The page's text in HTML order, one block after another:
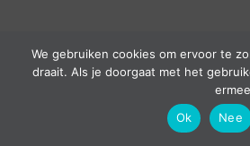
We gebruiken cookies om ervoor te
draait. Als je doorgaat met het
Ok
Nee